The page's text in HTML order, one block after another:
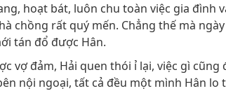
hoạt bát, luôn chu toàn việc gia đình
chồng rất quý mến. Chẳng thế mà
tán đổ được Hân.
vợ đảm, Hải quen thói ỉ lại, việc gì cũng
nội ngoại, tất cả đều một mình Hân lo